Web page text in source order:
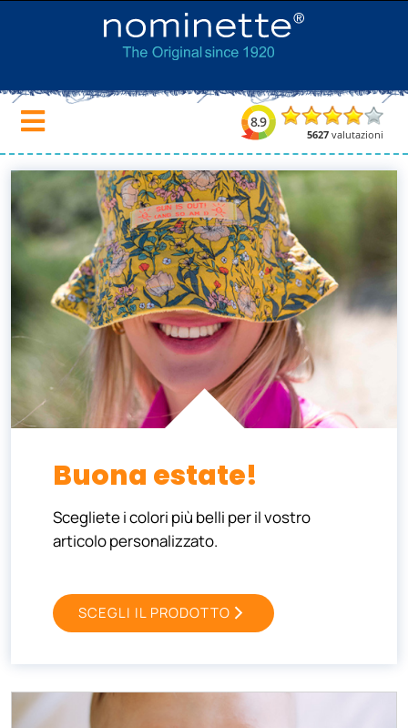
Buona estate!
Scegliete i colori più belli per il vostro
articolo personalizzato.
SCEGLI IL PRODOTTO